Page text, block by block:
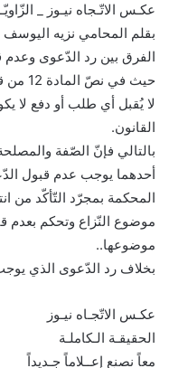
عكـس الاتّـجاه نيـوز _
بقلم المحامي نزيه اليوسف
الفرق بين رد الدّعوى
حيث في نصّ المادة 12 من قانون أصول المحاكمات المدنيّة :
لا يُقبل أي طلب أو دفع لا
القانون.
بالتالي فإنّ الصّفة
أحدهما يوجب عدم قبول
المحكمة بمجرّد التّأكّد من
موضوع النّزاع وتحكم
موضوعها..
بخلاف رد الدّعوى الذي
عكـس الاتّجـاه نيـوز
الحقيقـة الـكاملـة
معاً نصنع إعــلاماً جـديداً